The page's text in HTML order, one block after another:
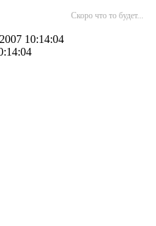
Скоро что то будет...
10:14:04